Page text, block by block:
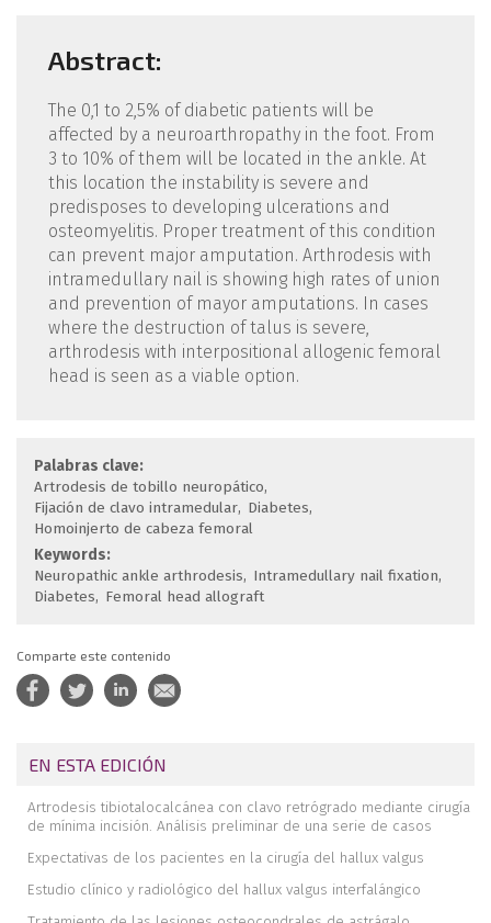
Abstract:
The 0,1 to 2,5% of diabetic patients will be
affected by a neuroarthropathy in the foot. From
3 to 10% of them will be located in the ankle. At
this location the instability is severe and
predisposes to developing ulcerations and
osteomyelitis. Proper treatment of this condition
can prevent major amputation. Arthrodesis with
intramedullary nail is showing high rates of union
and prevention of mayor amputations. In cases
where the destruction of talus is severe,
arthrodesis with interpositional allogenic femoral
head is seen as a viable option.
Palabras clave:
Artrodesis de tobillo neuropático
Fijación de clavo intramedular Diabetes
Homoinjerto de cabeza femoral
Keywords:
Neuropathic ankle arthrodesis
Intramedullary nail fixation
Diabetes
Femoral head allograft
Comparte este contenido
EN ESTA EDICIÓN
Artrodesis tibiotalocalcánea con clavo retrógrado mediante cirugía
de mínima incisión. Análisis preliminar de una serie de casos
Expectativas de los pacientes en la cirugía del hallux valgus
Estudio clínico y radiológico del hallux valgus interfalángico